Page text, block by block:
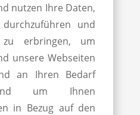
nutzen Ihre Daten,
und
erbringen, um
unsere Webseiten
an Ihren Bedarf
um Ihnen
in Bezug auf den